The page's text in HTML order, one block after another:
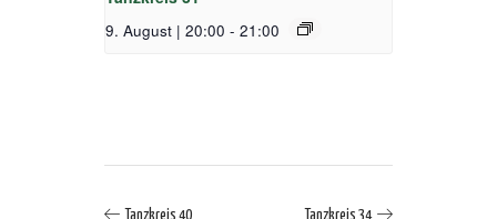
9. August | 20:00 - 21:00
Tanzkreis 40 Tanzkreis 34